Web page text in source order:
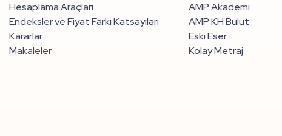
Hesaplama Araçları
Endeksler ve Fiyat Farkı Katsayıları
Kararlar
Makaleler
AMP Akademi
AMP KH Bulut
Eski Eser
Kolay Metraj